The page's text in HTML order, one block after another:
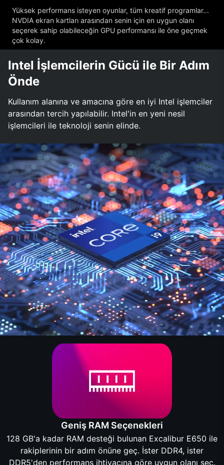
Yüksek performans isteyen oyunlar, tüm kreatif programlar...
NVDIA ekran kartları arasından senin için en uygun olanı
seçerek sahip olabileceğin GPU performansı ile öne geçmek
çok kolay.
Intel İşlemcilerin Gücü ile Bir Adım
Önde
Kullanım alanına ve amacına göre en iyi Intel işlemciler
arasından tercih yapılabilir. Intel'in en yeni nesil
işlemcileri ile teknoloji senin elinde.
Geniş RAM Seçenekleri
128 GB'a kadar RAM desteği bulunan Excalibur E650 ile
rakiplerinin bir adım önüne geç. İster DDR4, ister
DDR5'den performans ihtiyacına göre uygun olanı seç.